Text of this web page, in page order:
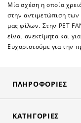
Μία σχέση η οποία
στην αντιμετώπιση
μας φίλων. Στην PET
είναι ανεκτίμητα και
Ευχαριστούμε για την
ΠΛΗΡΟΦΟΡΊΕΣ
ΚΑΤΗΓΟΡΊΕΣ